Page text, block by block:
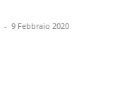
- 9 Febbraio 2020